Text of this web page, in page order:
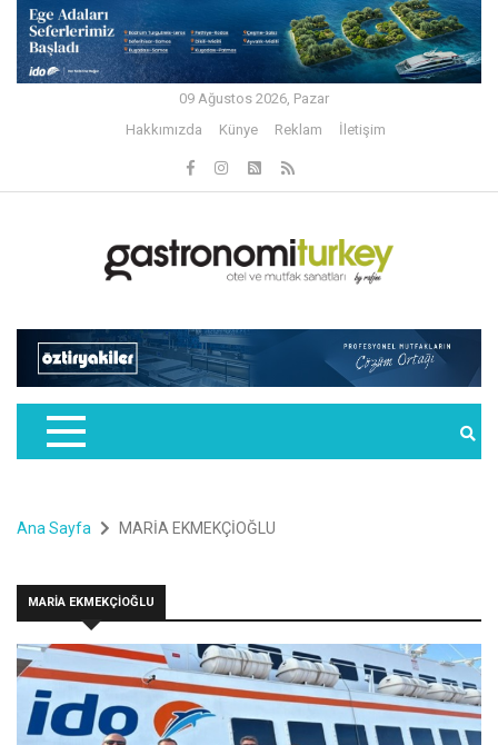
09 Ağustos 2026, Pazar
Hakkımızda
Künye Reklam İletişim
Ana Sayfa MARİA EKMEKÇİOĞLU
MARİA EKMEKÇİOĞLU